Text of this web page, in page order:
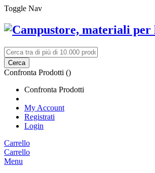
Toggle Nav
Cerca
Confronta Prodotti ()
Confronta Prodotti
My Account
Registrati
Login
Carrello
Carrello
Menu